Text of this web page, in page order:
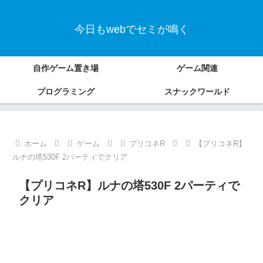
今日もwebでセミが鳴く
自作ゲーム置き場 ゲーム関連
プログラミング スナックワールド
ホーム ゲーム プリコネR
【プリコネR】
ルナの塔530F 2パーティでクリア
【プリコネR】ルナの塔530F 2パーティで
クリア